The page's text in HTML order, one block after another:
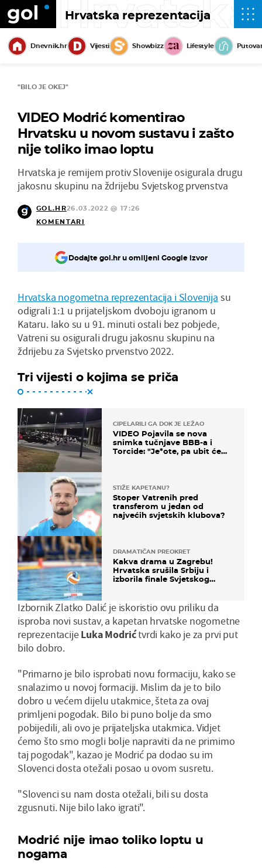
Hrvatska reprezentacija
Dnevnik.hr Vijesti Showbizz Lifestyle
"BILO JE OKEJ"
VIDEO Modrić komentirao
Hrvatsku u novom sustavu i zašto
nije toliko imao loptu
Hrvatska je remijem protiv Slovenije osigurala drugu
jakosnu skupinu na ždrijebu Svjetskog prvenstva
GOL.HR26.03.2022 @ 17:26
KOMENTARI
Dodajte gol.hr u omiljeni Google izvor
Hrvatska nogometna reprezentacija i Slovenija su
odigrali 1:1 u prijateljskom dvoboju igranom u
Kataru. Iako su u 91. minuti ostali bez pobjede,
Vatreni su osigurali drugu jakosnu skupinu na
ždrijebu za Svjetsko prvenstvo 2022.
Tri vijesti o kojima se priča
CIPELARILI GA DOK JE LEŽAO
VIDEO Pojavila se nova
snimka tučnjave BBB-a i
Torcide: "Je*ote, pa ubit će
STIŽE KAPETANU?
Stoper Vatrenih pred
transferom u jedan od
najvećih svjetskih klubova?
DRAMATIČAN PREOKRET
Kakva drama u Zagrebu!
Hrvatska srušila Srbiju i
izborila finale Svjetskog
Izbornik Zlatko Dalić je iskoristio ovu priliku da
isproba novi sustav, a kapetan hrvatske nogometne
reprezentacijeLuka Modrićtvrdi kako je za prvi put
bilo dobro.
"Primarno je bilo isprobati novu formaciju, kako se
snalazimo u novoj formaciji. Mislim da je to bilo
dobro u većem dijelu utakmice, šteta za ovaj
primljeni pogodak. Bilo bi puno bolje da smo
pobijedili, ali ovo je prijateljska utakmica. Vidjet
ćemo što smo mogli bolje napraviti da ne primimo
taj pogodak", kazao je Modrić pa dodao su im
Slovenci dosta otežali posao u ovom susretu.
"Slovenci su nam dosta otežali, bili su dosta
zgusnuti. Nije bilo lako igrati".
Modrić nije imao toliko loptu u
nogama